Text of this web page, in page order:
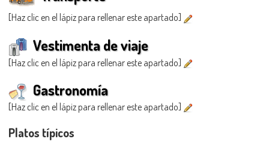
[Haz clic en el lápiz para rellenar este apartado]
Vestimenta de viaje
[Haz clic en el lápiz para rellenar este apartado]
Gastronomía
[Haz clic en el lápiz para rellenar este apartado]
Platos típicos